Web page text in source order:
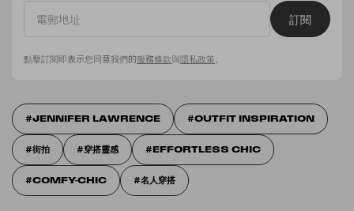
訂閱
點擊訂閱即表示您同意我們的服務條款與隱私政策
JENNIFER LAWRENCE OUTFIT INSPIRATION
街拍 穿搭靈感 EFFORTLESS CHIC
COMFY-CHIC 名人穿搭